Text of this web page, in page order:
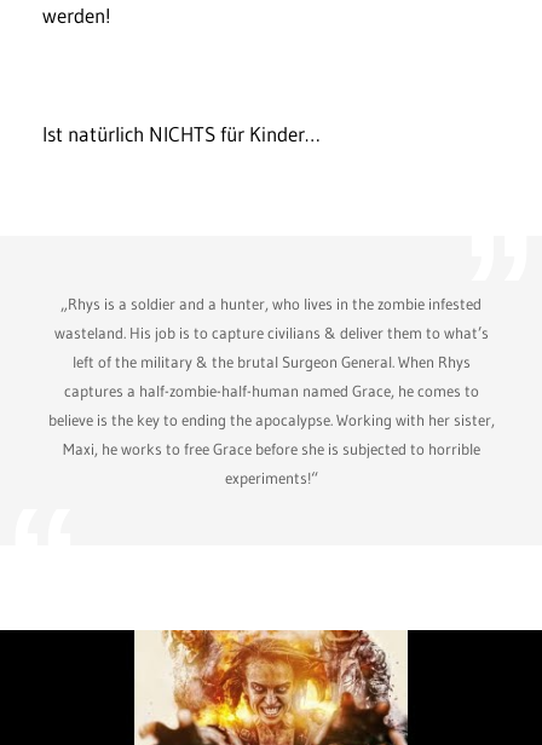
werden!
Ist natürlich NICHTS für Kinder…
„Rhys is a soldier and a hunter, who lives in the zombie infested
wasteland. His job is to capture civilians & deliver them to what’s
left of the military & the brutal Surgeon General. When Rhys
captures a half-zombie-half-human named Grace, he comes to
believe is the key to ending the apocalypse. Working with her sister,
Maxi, he works to free Grace before she is subjected to horrible
experiments!“